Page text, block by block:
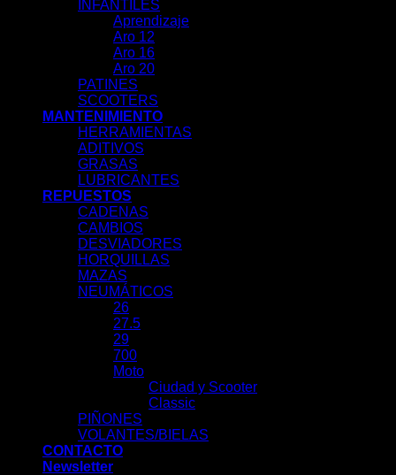
INFANTILES
Aprendizaje
Aro 12
Aro 16
Aro 20
PATINES
SCOOTERS
MANTENIMIENTO
HERRAMIENTAS
ADITIVOS
GRASAS
LUBRICANTES
REPUESTOS
CADENAS
CAMBIOS
DESVIADORES
HORQUILLAS
MAZAS
NEUMÁTICOS
26
27.5
29
700
Moto
Ciudad y Scooter
Classic
PIÑONES
VOLANTES/BIELAS
CONTACTO
Newsletter